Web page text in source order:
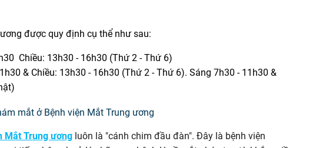
được quy định cụ thể như sau:
Chiều: 13h30 - 16h30 (Thứ 2 - Thứ 6)
& Chiều: 13h30 - 16h30 (Thứ 2 - Thứ 6). Sáng 7h30 - 11h30 &
Mắt Trung ương luôn là "cánh chim đầu đàn". Đây là bệnh viện